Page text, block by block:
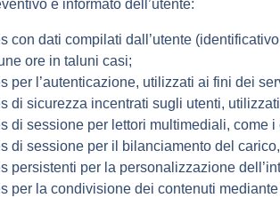
e informato dell’utente:
con dati compilati dall’utente
ore in taluni casi;
per l’autenticazione, utilizzati ai fini dei
di sicurezza incentrati sugli utenti,
di sessione per lettori multimediali, come
di sessione per il bilanciamento del
persistenti per la personalizzazione
per la condivisione dei contenuti